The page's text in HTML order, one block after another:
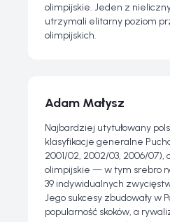
olimpijskie. Jeden z
utrzymali elitarny poziom
olimpijskich.
Adam Małysz
Najbardziej utytułowany
klasyfikacje generalne
2001/02, 2002/03, 2006/
olimpijskie — w tym srebro
39 indywidualnych
Jego sukcesy zbudowały w
popularność skoków, a